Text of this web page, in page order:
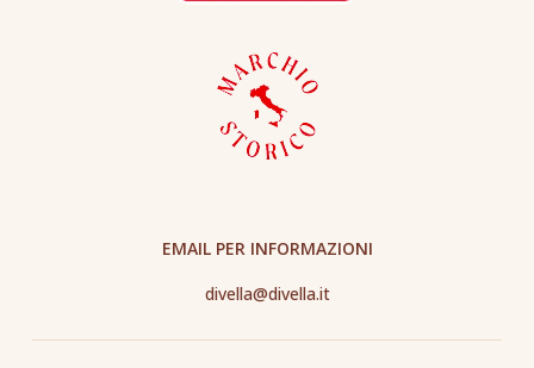
EMAIL PER INFORMAZIONI
divella@divella.it